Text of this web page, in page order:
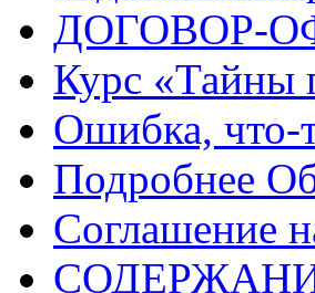
ДОГОВОР-
Курс «Тайны
Ошибка,
Подробнее
Соглашение